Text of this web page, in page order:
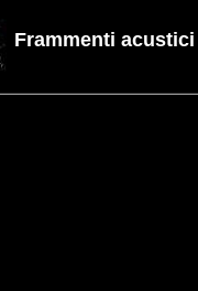
Frammenti acustici